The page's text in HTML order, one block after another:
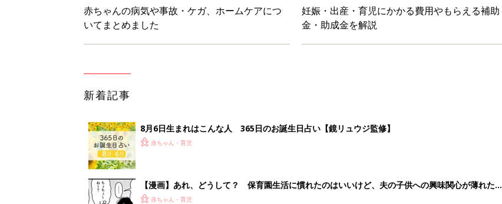
赤ちゃんの病気や事故・ケガ、ホームケアにつ
いてまとめました
妊娠・出産・育児にかかる費用やもらえる補助
金・助成金を解説
新着記事
8月6日生まれはこんな人 365日のお誕生日占い【鏡リュウジ監修】
赤ちゃん・育児
【漫画】あれ、どうして？ 保育園生活に慣れたのはいいけど、夫の子供への興味関心が薄れた気
がする……！『ふうふう子育て ＃91』
赤ちゃん・育児